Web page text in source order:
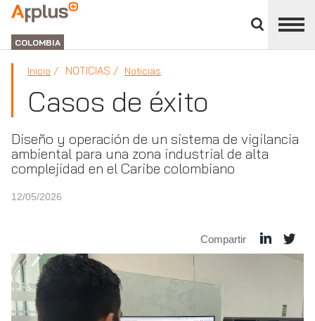
panel
APPLUS+
GROUP
COLOMBIA
Inicio NOTICIAS Noticias
Casos de éxito
Diseño y operación de un sistema de vigilancia
ambiental para una zona industrial de alta
complejidad en el Caribe colombiano
12/05/2026
Compartir